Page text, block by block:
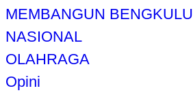
MEMBANGUN BENGKULU
NASIONAL
OLAHRAGA
Opini